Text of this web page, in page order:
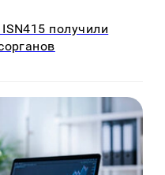
получили